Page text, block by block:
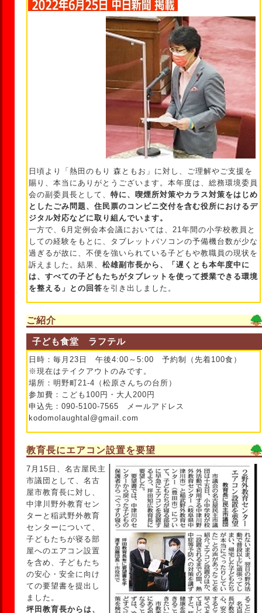
日頃より「熱田のもり 森ともお」に対し、ご理解やご支援を
賜り、本当にありがとうございます。本年度は、総務環境委員
会の副委員長として、 特に、喫煙所対策やカラス対策をはじめ
としたごみ問題、住民票のコンビニ交付を含む役所におけるデ
ジタル対応などに取り組んでいます。
一方で、6月定例会本会議においては、21年間の小学校教員と
しての経験をもとに、タブレットパソコンの予備機台数が少な
過ぎるが故に、不便を強いられている子どもや教職員の現状を
訴えました。結果、 松雄副市長から、「遅くとも本年度中に
は、すべての子どもたちがタブレットを使って授業できる環境
を整える」との回答を引き出しました。
ご紹介
子ども食堂 ラフテル
日時：毎月23日 午後4:00～5:00 予約制（先着100食）
※現在はテイクアウトのみです。
場所：明野町21-4（松原さんちの台所）
参加費：こども100円・大人200円
申込先：090-5100-7565 メールアドレス
kodomolaughtal@gmail.com
教育長にエアコン設置を要望
7月15日、名古屋民主
市議団として、名古
屋市教育長に対し、
中津川野外教育セン
ターと稲武野外教育
センターについて、
子どもたちが寝る部
屋へのエアコン設置
を含め、子どもたち
の安心・安全に向け
ての要望書を提出し
ました。
坪田教育長からは、